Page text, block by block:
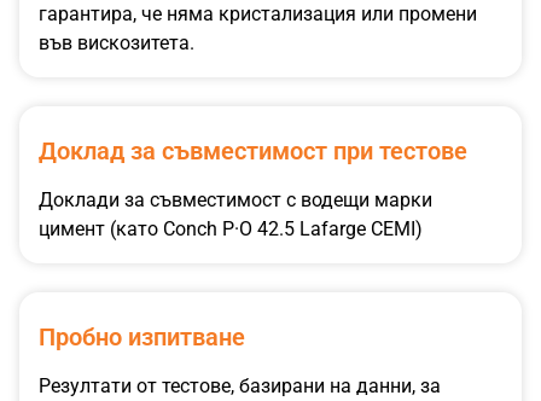
гарантира, че няма кристализация или промени
във вискозитета.
Доклад за съвместимост при тестове
Доклади за съвместимост с водещи марки
цимент (като Conch P·O 42.5 Lafarge CEMI)
Пробно изпитване
Резултати от тестове, базирани на данни, за